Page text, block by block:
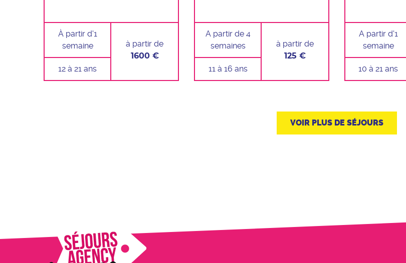
À partir d'1
semaine
12 à 21 ans
à partir de
1600 €
A partir de 4
semaines
11 à 16 ans
à partir de
125 €
A partir d'1
semaine
10 à 21 ans
VOIR PLUS DE SÉJOURS